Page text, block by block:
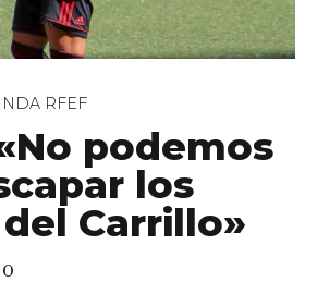
RFEF
podemos
los
Carrillo»
0